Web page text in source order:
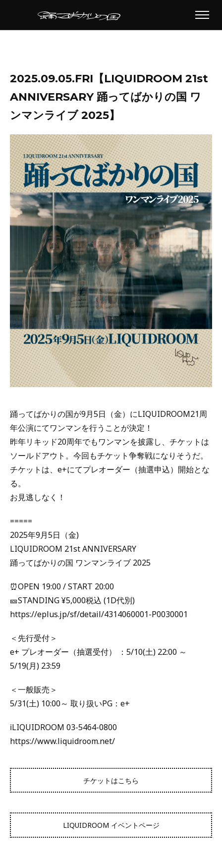
2025.09.05.FRI【LIQUIDROOM 21st
ANNIVERSARY 踊ってばかりの国 ワ
ンマンライブ 2025】
踊ってばかりの国が9月5日（金）にLIQUIDROOM21周
年公演にてワンマンを行うことが決定！
昨年リキッド20周年でもワンマンを披露し、チケットは
ソールドアウト。今回もチケット争奪戦になりそうだ。
チケットは、e+にてプレオーダー（抽選申込）開始とな
る。
お見逃しなく！
=====
2025年9月5日（金)
LIQUIDROOM 21st ANNIVERSARY
踊ってばかりの国 ワンマンライブ 2025
⏰OPEN 19:00 / START 20:00
🎫STANDING ¥5,000税込 (1D代別)
https://eplus.jp/sf/detail/4314060001-P0030001
＜先行受付＞
e+ プレオーダー（抽選受付） ：5/10(土) 22:00 ～
5/19(月) 23:59
＜一般販売＞
5/31(土) 10:00～ 取り扱いPG：e+
ℹ️LIQUIDROOM 03-5464-0800
https://www.liquidroom.net/
チケットはこちら
LIQUIDROOM イベントページ